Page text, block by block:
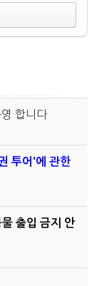
합니다
투어'에 관한
출입 금지 안